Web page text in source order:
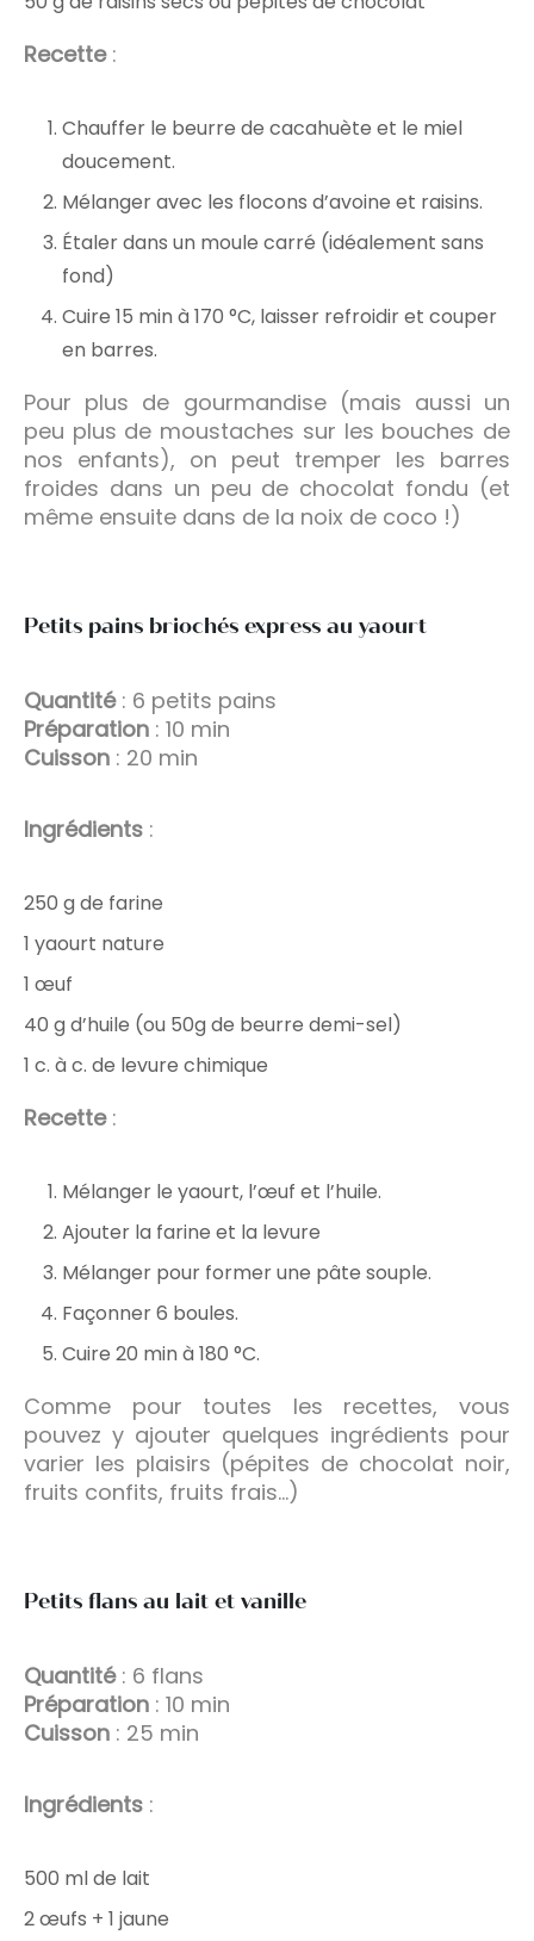
Recette:
Chauffer le beurre de cacahuète et le miel
doucement.
Mélanger avec les flocons d’avoine et raisins.
Étaler dans un moule carré (idéalement sans
fond)
Cuire 15 min à 170 °C, laisser refroidir et couper
en barres.
Pour plus de gourmandise (mais aussi un
peu plus de moustaches sur les bouches de
nos enfants), on peut tremper les barres
froides dans un peu de chocolat fondu (et
même ensuite dans de la noix de coco !)
Petits pains briochés express au yaourt
Quantité: 6 petits pains
Préparation : 10 min
Cuisson : 20 min
Ingrédients :
250 g de farine
1 yaourt nature
1 œuf
40 g d’huile (ou 50g de beurre demi-sel)
1 c. à c. de levure chimique
Recette:
Mélanger le yaourt, l’œuf et l’huile.
Ajouter la farine et la levure
Mélanger pour former une pâte souple.
Façonner 6 boules.
Cuire 20 min à 180 °C.
Comme pour toutes les recettes, vous
pouvez y ajouter quelques ingrédients pour
varier les plaisirs (pépites de chocolat noir,
fruits confits, fruits frais…)
Petits flans au lait et vanille
Quantité: 6 flans
Préparation : 10 min
Cuisson : 25 min
Ingrédients :
500 ml de lait
2 œufs + 1 jaune